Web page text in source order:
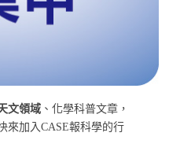
文領域 、化學科普文章，
來加入CASE報科學的行